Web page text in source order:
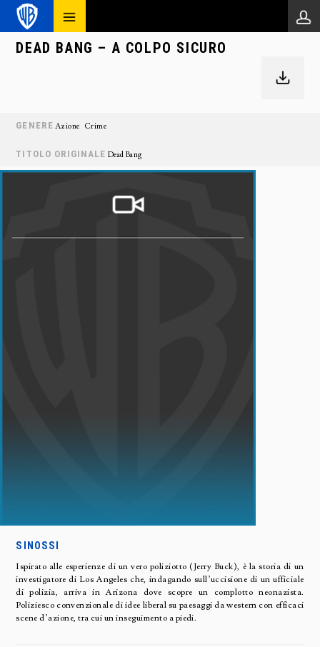
DEAD BANG – A COLPO SICURO
GENERE Azione Crime
TITOLO ORIGINALE Dead Bang
SINOSSI
Ispirato alle esperienze di un vero poliziotto (Jerry Buck), è la storia di un
investigatore di Los Angeles che, indagando sull’uccisione di un ufficiale
di polizia, arriva in Arizona dove scopre un complotto neonazista.
Poliziesco convenzionale di idee liberal su paesaggi da western con efficaci
scene d’azione, tra cui un inseguimento a piedi.